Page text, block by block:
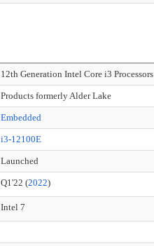
12th Generation Intel Core i3 Processors
Products formerly Alder Lake
Embedded
i3-12100E
Launched
Q1'22 (2022)
Intel 7